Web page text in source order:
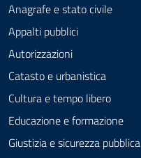
Anagrafe e stato civile
Appalti pubblici
Autorizzazioni
Catasto e urbanistica
Cultura e tempo libero
Educazione e formazione
Giustizia e sicurezza pubblica